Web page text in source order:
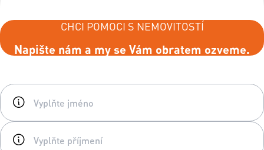
CHCI POMOCI S NEMOVITOSTÍ
Napište nám a my se Vám obratem ozveme.